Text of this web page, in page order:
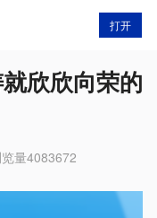
打开
欣欣向荣的
量4083672